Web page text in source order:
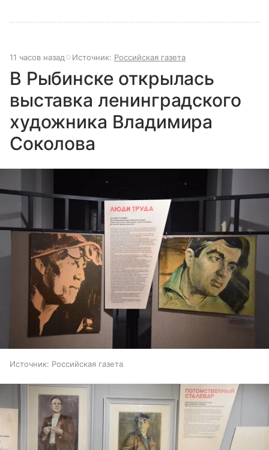
11 часов назад Источник: Российская газета
В Рыбинске открылась
выставка ленинградского
художника Владимира
Соколова
Источник: Российская газета